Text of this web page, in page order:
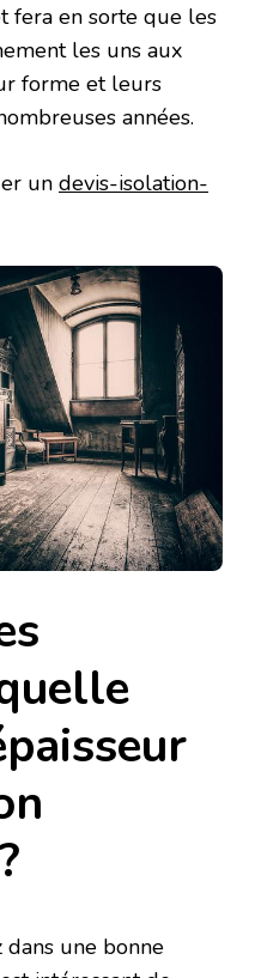
fera en sorte que les
les uns aux
forme et leurs
années.
un devis-isolation-
dans une bonne